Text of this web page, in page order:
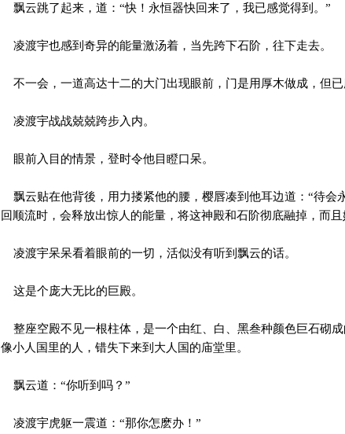
飘云跳了起来，道：“快！永恒器快回来了，我已感觉得到。”
凌渡宇也感到奇异的能量激汤着，当先跨下石阶，往下走去。
不一会，一道高达十二的大门出现眼前，门是用厚木做成，但已
凌渡宇战战兢兢跨步入内。
眼前入目的情景，登时令他目瞪口呆。
飘云贴在他背後，用力搂紧他的腰，樱唇凑到他耳边道：“待会
回顺流时，会释放出惊人的能量，将这神殿和石阶彻底融掉，而
凌渡宇呆呆看着眼前的一切，活似没有听到飘云的话。
这是个庞大无比的巨殿。
整座空殿不见一根柱体，是一个由红、白、黑叁种颜色巨石砌
像小人国里的人，错失下来到大人国的庙堂里。
飘云道：“你听到吗？”
凌渡宇虎躯一震道：“那你怎麽办！”